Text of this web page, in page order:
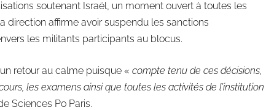
soutenant Israël, un moment ouvert à toutes les
affirme avoir suspendu les sanctions
les militants participants au blocus.
retour au calme puisque « compte tenu de ces décisions,
les examens ainsi que toutes les activités de l’institution
Sciences Po Paris.